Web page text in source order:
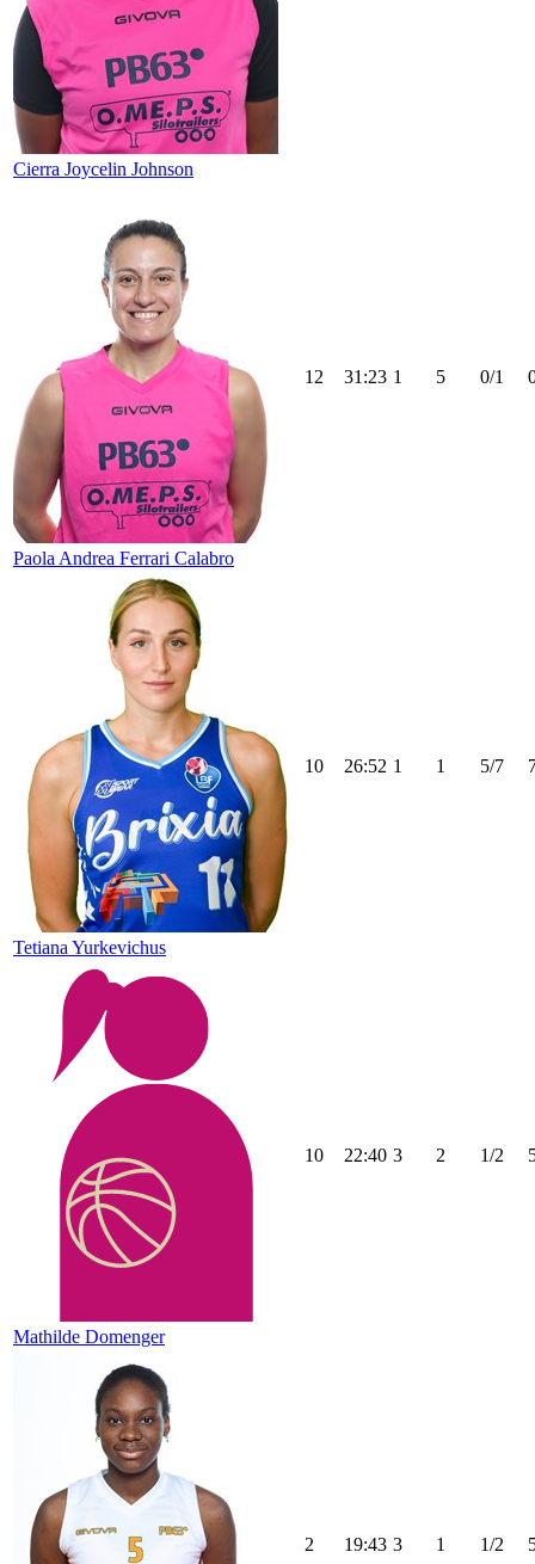
Cierra Joycelin Johnson
Paola Andrea Ferrari Calabro
12 31:23 1 5 0/1
Tetiana Yurkevichus
10 26:52 1 1 5/7
Mathilde Domenger
10 22:40 3 2 1/2
2 19:43 3 1 1/2